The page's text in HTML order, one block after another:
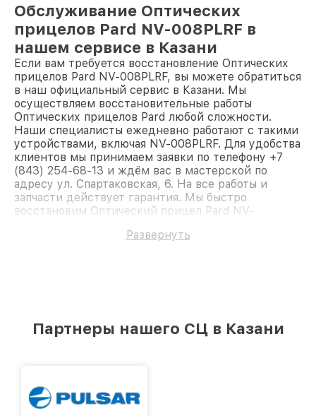
Обслуживание Оптических
прицелов Pard NV-008PLRF в
нашем сервисе в Казани
Если вам требуется восстановление Оптических
прицелов Pard NV-008PLRF, вы можете обратиться
в наш официальный сервис в Казани. Мы
осуществляем восстановительные работы
Оптических прицелов Pard любой сложности.
Наши специалисты ежедневно работают с такими
устройствами, включая NV-008PLRF. Для удобства
клиентов мы принимаем заявки по телефону +7
(843) 254-68-13 и ждём вас в мастерской по
адресу ул. Спартаковская, 6. На все работы и
запчасти действует гарантия. Мы быстро
восстановим Оптический прицел Pard NV-
Развернуть
Партнеры нашего СЦ в Казани